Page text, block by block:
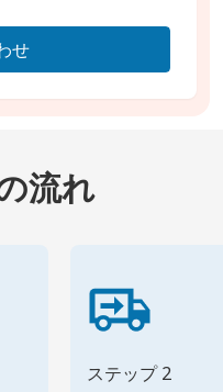
せ
流れ
ステップ 2